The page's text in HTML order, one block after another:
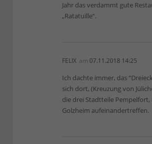
Jahr das verdammt gute
„Ratatuille“.
FELIX am 07.11.2018 14:25
Ich dachte immer, das
sich dort, (Kreuzung von
die drei Stadtteile
Golzheim aufeinandertreffen.